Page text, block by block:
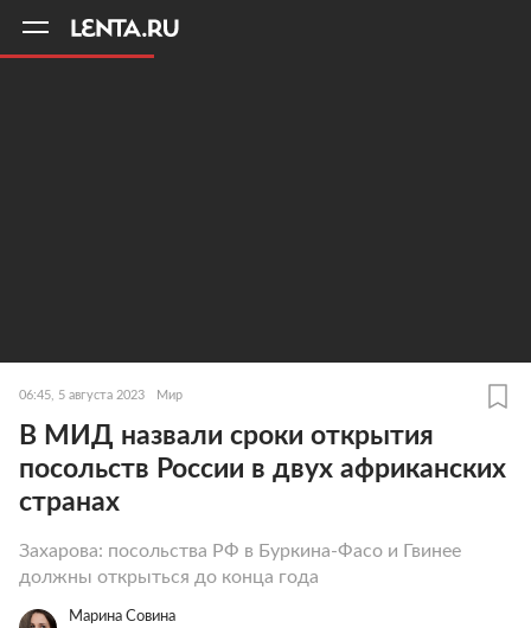
06:45, 5 августа 2023 Мир
В МИД назвали сроки открытия
посольств России в двух африканских
странах
Захарова: посольства РФ в Буркина-Фасо и Гвинее
должны открыться до конца года
Марина Совина